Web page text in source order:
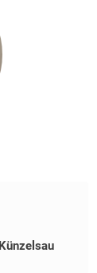
Künzelsau